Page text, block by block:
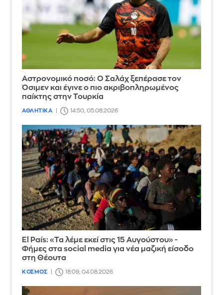
Αστρονομικό ποσό: Ο Σαλάχ ξεπέρασε τον
Όσιμεν και έγινε ο πιο ακριβοπληρωμένος
παίκτης στην Τουρκία
ΑΘΛΗΤΙΚΑ 14:50, 05.08.2026
El País: «Τα λέμε εκεί στις 15 Αυγούστου» -
Φήμες στα social media για νέα μαζική είσοδο
στη Θέουτα
ΚΟΣΜΟΣ 18:09, 04.08.2026